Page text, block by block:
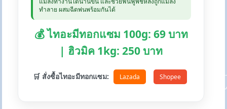
ทำลาย ผสมฉีดพ่นพร้อมกันได้
💰 ไทอะมีทอกแซม 100g: 69 บาท
| ฮิวมิค 1kg: 250 บาท
🛒 สั่งซื้อไทอะมีทอกแซม: Lazada Shopee